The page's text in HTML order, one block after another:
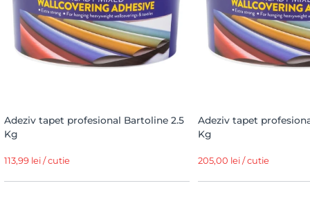
Adeziv tapet profesional Bartoline 2.5
Kg
113,99 lei / cutie
Adeziv tapet
Kg
205,00 lei / cutie